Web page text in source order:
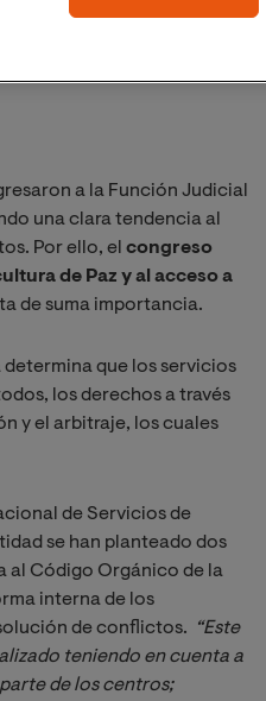
a la Función Judicial
una clara tendencia al
Por ello, el congreso
de Paz y al acceso a
de suma importancia.
que los servicios
los derechos a través
y el arbitraje, los cuales
de Servicios de
se han planteado dos
al Código Orgánico de la
interna de los
de conflictos.
“Este
teniendo en cuenta a
de los centros;